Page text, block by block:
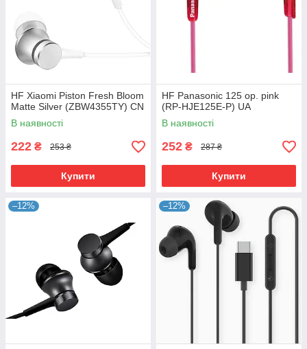
HF Xiaomi Piston Fresh Bloom
Matte Silver (ZBW4355TY) CN
В наявності
222 ₴ 253 ₴
Купити
HF Panasonic 125 ор. pink
(RP-HJE125E-P) UA
В наявності
252 ₴ 287 ₴
Купити
–12% –12%